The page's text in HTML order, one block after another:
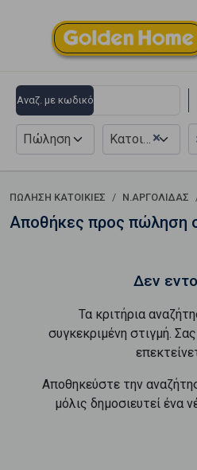
Αναζ. με κωδικό
Πώληση ×
Κατοικία
ΠΏΛΗΣΗ ΚΑΤΟΙΚΊΕΣ Ν.ΑΡΓΟΛΙΔΑΣ
Αποθήκες προς πώληση
Δεν
Τα κριτήρια
συγκεκριμένη στιγμή.
Αποθηκεύστε την
μόλις δημοσιευτεί ένα